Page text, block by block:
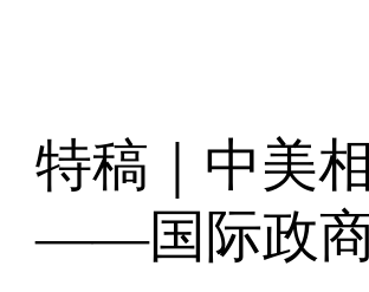
特稿｜中美
——国际政商